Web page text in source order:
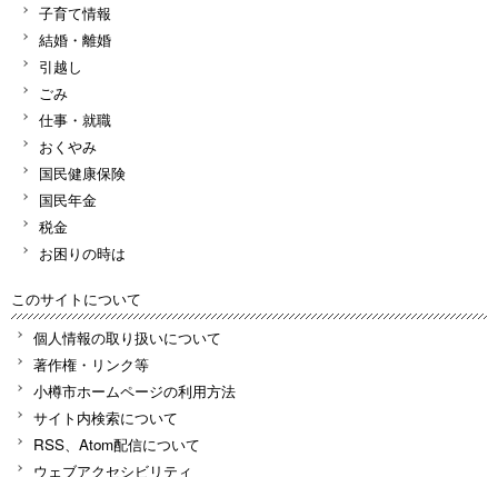
子育て情報
結婚・離婚
引越し
ごみ
仕事・就職
おくやみ
国民健康保険
国民年金
税金
お困りの時は
このサイトについて
個人情報の取り扱いについて
著作権・リンク等
小樽市ホームページの利用方法
サイト内検索について
RSS、Atom配信について
ウェブアクセシビリティ